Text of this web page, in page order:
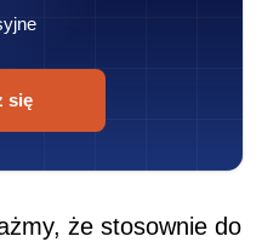
się
że stosownie do